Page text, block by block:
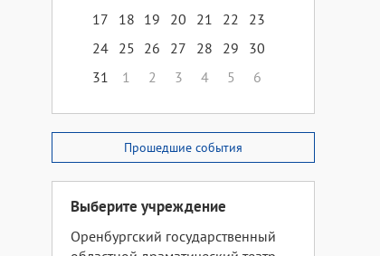
17
18 19 20 21 22
23
24 25 26 27 28 29
30
31
1 2 3 4 5 6
Прошедшие события
Выберите учреждение
Оренбургский государственный